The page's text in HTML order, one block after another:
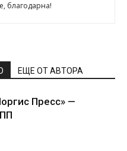
благодарна!
ЕЩЕ ОТ АВТОРА
Пресс» —